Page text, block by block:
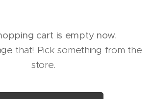
cart is empty now.
that! Pick something from the
store.